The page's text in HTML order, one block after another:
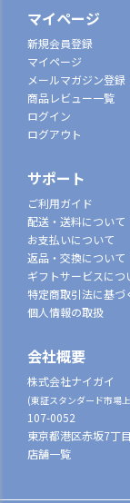
マイページ
新規会員登録
マイページ
メールマガジン登録
商品レビュー一覧
ログイン
ログアウト
サポート
ご利用ガイド
配送・送料について
お支払いについて
返品・交換について
ギフトサービスにつ
特定商取引法に基づ
個人情報の取扱
会社概要
株式会社ナイガイ
(東証スタンダード市場
107-0052
東京都港区赤坂7丁
店舗一覧